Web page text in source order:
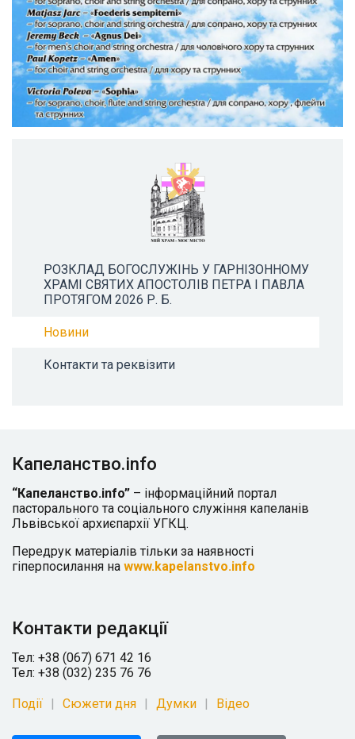
РОЗКЛАД БОГОСЛУЖІНЬ У ГАРНІЗОННОМУ
ХРАМІ СВЯТИХ АПОСТОЛІВ ПЕТРА І ПАВЛА
ПРОТЯГОМ 2026 Р. Б.
Новини
Контакти та реквізити
Капеланство.info
“Капеланство.info” – інформаційний портал
пасторального та соціального служіння капеланів
Львівської архиєпархії УГКЦ.
Передрук матеріалів тільки за наявності
гіперпосилання на www.kapelanstvo.info
Контакти редакції
Тел: +38 (067) 671 42 16
Тел: +38 (032) 235 76 76
Події Сюжети дня Думки Відео